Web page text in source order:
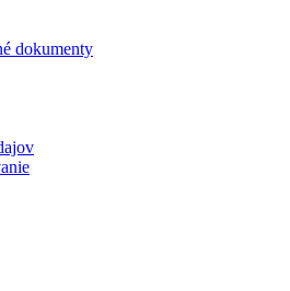
dokumenty